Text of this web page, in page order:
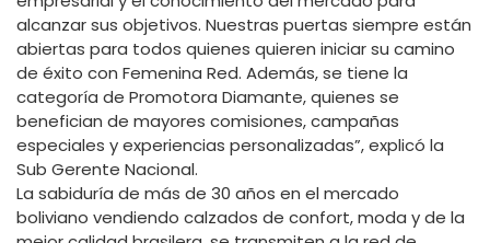
alcanzar sus objetivos. Nuestras puertas siempre están
abiertas para todos quienes quieren iniciar su camino
de éxito con Femenina Red. Además, se tiene la
categoría de Promotora Diamante, quienes se
benefician de mayores comisiones, campañas
especiales y experiencias personalizadas”, explicó la
Sub Gerente Nacional.
La sabiduría de más de 30 años en el mercado
boliviano vendiendo calzados de confort, moda y de la